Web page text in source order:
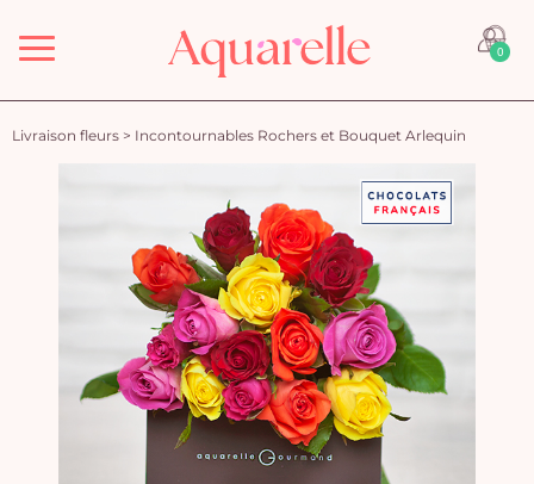
Menu 0
Livraison fleurs > Incontournables Rochers et Bouquet Arlequin